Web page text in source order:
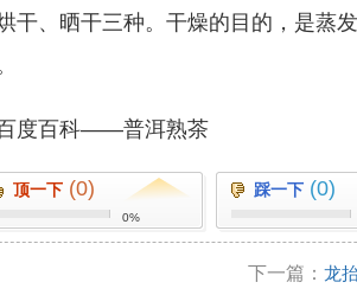
干、晒干三种。干燥的目的，是蒸
度百科――普洱熟茶
顶一下 (0)
0%
踩一下 (0)
下一篇：龙